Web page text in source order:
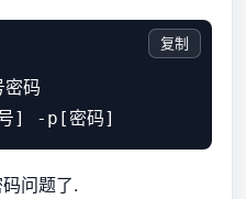
码
复制
问题了.